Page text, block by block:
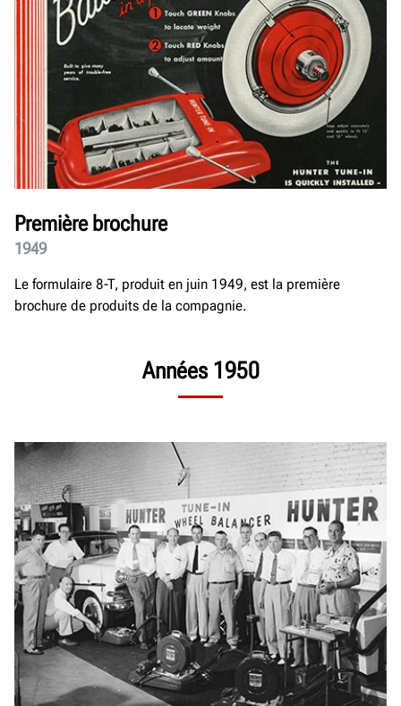
Première brochure
1949
Le formulaire 8-T, produit en juin 1949, est la première
brochure de produits de la compagnie.
Années 1950